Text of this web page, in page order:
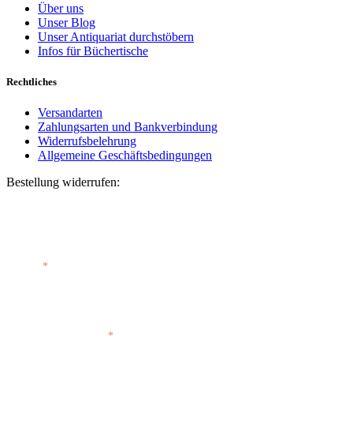
Über uns
Unser Blog
Unser Antiquariat durchstöbern
Infos für Büchertische
Rechtliches
Versandarten
Zahlungsarten und Bankverbindung
Widerrufsbelehrung
Allgemeine Geschäftsbedingungen
Bestellung widerrufen:
*
*